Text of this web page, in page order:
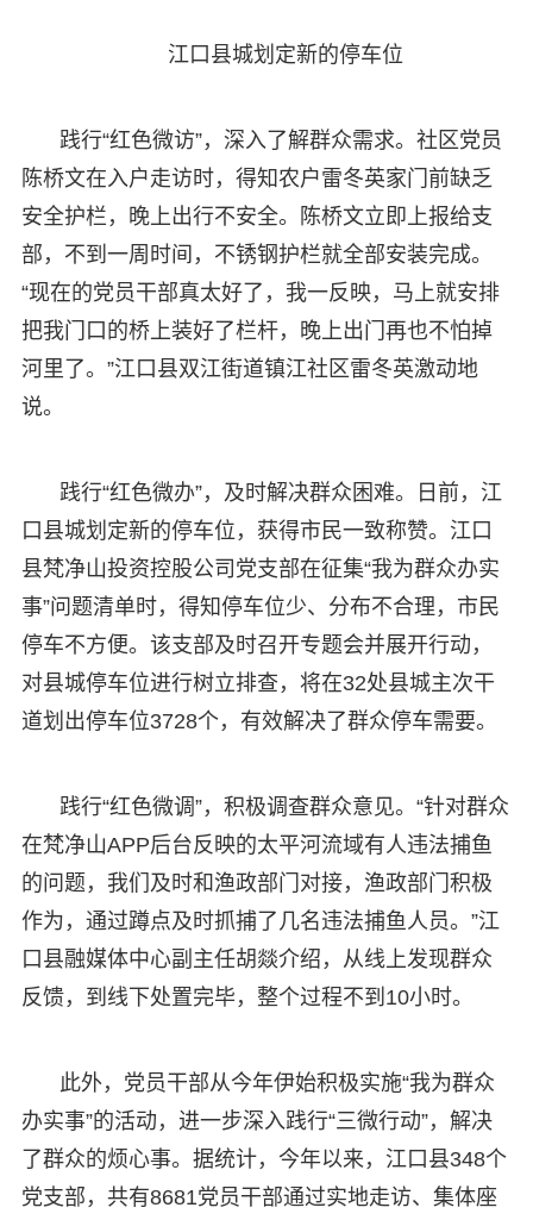
江口县城划定新的停车位
践行“红色微访”，深入了解群众需求。社区党员
陈桥文在入户走访时，得知农户雷冬英家门前缺乏
安全护栏，晚上出行不安全。陈桥文立即上报给支
部，不到一周时间，不锈钢护栏就全部安装完成。
“现在的党员干部真太好了，我一反映，马上就安排
把我门口的桥上装好了栏杆，晚上出门再也不怕掉
河里了。”江口县双江街道镇江社区雷冬英激动地
说。
践行“红色微办”，及时解决群众困难。日前，江
口县城划定新的停车位，获得市民一致称赞。江口
县梵净山投资控股公司党支部在征集“我为群众办实
事”问题清单时，得知停车位少、分布不合理，市民
停车不方便。该支部及时召开专题会并展开行动，
对县城停车位进行树立排查，将在32处县城主次干
道划出停车位3728个，有效解决了群众停车需要。
践行“红色微调”，积极调查群众意见。“针对群众
在梵净山APP后台反映的太平河流域有人违法捕鱼
的问题，我们及时和渔政部门对接，渔政部门积极
作为，通过蹲点及时抓捕了几名违法捕鱼人员。”江
口县融媒体中心副主任胡燚介绍，从线上发现群众
反馈，到线下处置完毕，整个过程不到10小时。
此外，党员干部从今年伊始积极实施“我为群众
办实事”的活动，进一步深入践行“三微行动”，解决
了群众的烦心事。据统计，今年以来，江口县348个
党支部，共有8681党员干部通过实地走访、集体座